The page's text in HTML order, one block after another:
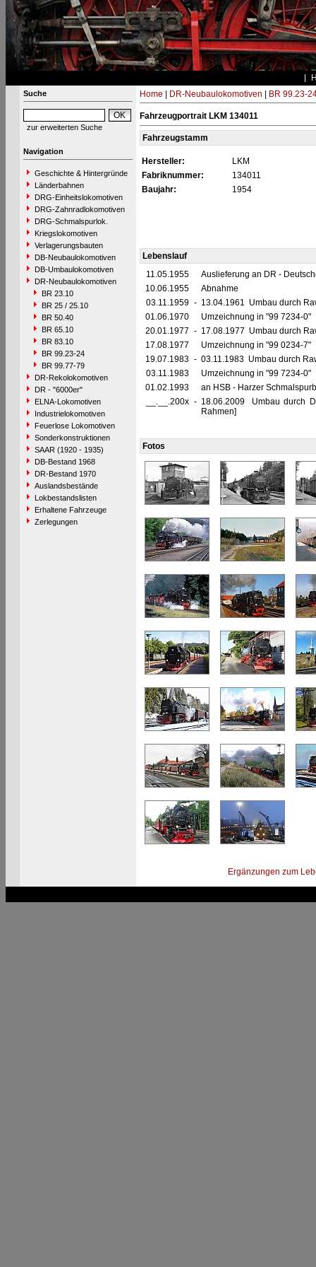
Suche
zur erweiterten Suche
Navigation
Geschichte & Hintergründe
Länderbahnen
DRG-Einheitslokomotiven
DRG-Zahnradlokomotiven
DRG-Schmalspurlok.
Kriegslokomotiven
Verlagerungsbauten
DB-Neubaulokomotiven
DB-Umbaulokomotiven
DR-Neubaulokomotiven
BR 23.10
BR 25 / 25.10
BR 50.40
BR 65.10
BR 83.10
BR 99.23-24
BR 99.77-79
DR-Rekolokomotiven
DR - "6000er"
ELNA-Lokomotiven
Industrielokomotiven
Feuerlose Lokomotiven
Sonderkonstruktionen
SAAR (1920 - 1935)
DB-Bestand 1968
DR-Bestand 1970
Auslandsbestände
Lokbestandslisten
Erhaltene Fahrzeuge
Zerlegungen
Home DR-Neubaulokomotiven BR 99.23-
Fahrzeugportrait LKM 134011
Fahrzeugstamm
Hersteller:
LKM
Fabriknummer:
134011
Baujahr:
1954
Lebenslauf
11.05.1955
Auslieferung an DR -
10.06.1955
Abnahme
03.11.1959 - 13.04.1961 Umbau durch
01.06.1970
Umzeichnung in "99 7234-0"
20.01.1977 - 17.08.1977 Umbau durch
17.08.1977
Umzeichnung in "99 0234-7"
19.07.1983 - 03.11.1983 Umbau durch
03.11.1983
Umzeichnung in "99 7234-0"
01.02.1993
an HSB - Harzer
__.__.200x - 18.06.2009 Umbau durch
Rahmen]
Fotos
Ergänzungen zum